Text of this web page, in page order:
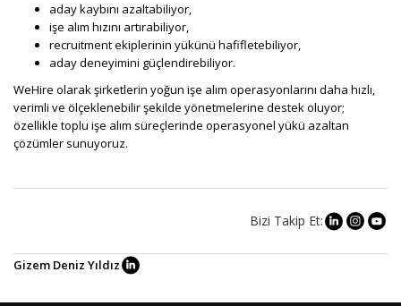
aday kaybını azaltabiliyor,
işe alım hızını artırabiliyor,
recruitment ekiplerinin yükünü hafifletebiliyor,
aday deneyimini güçlendirebiliyor.
WeHire olarak şirketlerin yoğun işe alım operasyonlarını daha hızlı,
verimli ve ölçeklenebilir şekilde yönetmelerine destek oluyor;
özellikle toplu işe alım süreçlerinde operasyonel yükü azaltan
çözümler sunuyoruz.
Bizi Takip Et:
Gizem Deniz Yıldız